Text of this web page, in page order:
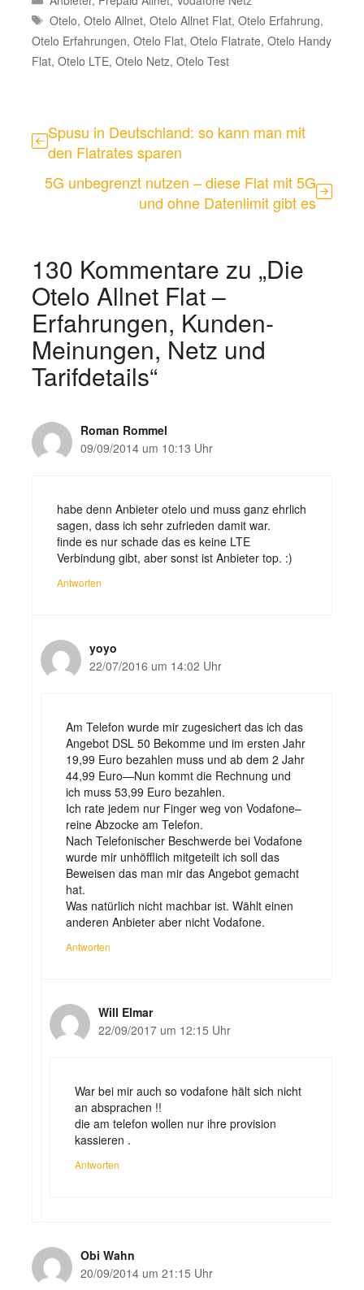
Schlagwörter
Otelo,Otelo Allnet,Otelo Allnet Flat,Otelo Erfahrung,
Otelo Erfahrungen, Otelo Flat, Otelo Flatrate, Otelo Handy
Flat, Otelo LTE, Otelo Netz, Otelo Test
Spusu in Deutschland: so kann man mit
den Flatrates sparen
5G unbegrenzt nutzen – diese Flat mit 5G
und ohne Datenlimit gibt es
130 Kommentare zu „Die
Otelo Allnet Flat –
Erfahrungen, Kunden-
Meinungen, Netz und
Tarifdetails“
Roman Rommel
09/09/2014 um 10:13 Uhr
habe denn Anbieter otelo und muss ganz ehrlich
sagen, dass ich sehr zufrieden damit war.
finde es nur schade das es keine LTE
Verbindung gibt, aber sonst ist Anbieter top. :)
Antworten
yoyo
22/07/2016 um 14:02 Uhr
Am Telefon wurde mir zugesichert das ich das
Angebot DSL 50 Bekomme und im ersten Jahr
19,99 Euro bezahlen muss und ab dem 2 Jahr
44,99 Euro—Nun kommt die Rechnung und
ich muss 53,99 Euro bezahlen.
Ich rate jedem nur Finger weg von Vodafone–
reine Abzocke am Telefon.
Nach Telefonischer Beschwerde bei Vodafone
wurde mir unhöfflich mitgeteilt ich soll das
Beweisen das man mir das Angebot gemacht
hat.
Was natürlich nicht machbar ist. Wählt einen
anderen Anbieter aber nicht Vodafone.
Antworten
Will Elmar
22/09/2017 um 12:15 Uhr
War bei mir auch so vodafone hält sich nicht
an absprachen !!
die am telefon wollen nur ihre provision
kassieren .
Antworten
Obi Wahn
20/09/2014 um 21:15 Uhr